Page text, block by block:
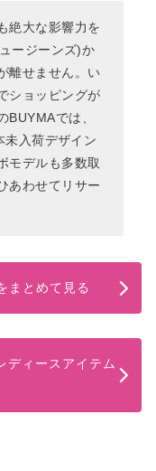
絶大な影響力を
ージーンズ)か
離せません。い
ショッピングが
BUYMAでは、
入荷デザイン
モデルも多数取
あわせてリサー
まとめて見る
ディースアイテム